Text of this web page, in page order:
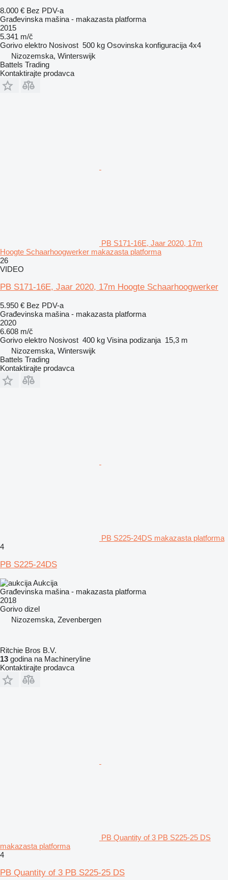
8.000 € Bez PDV-a
Građevinska mašina - makazasta platforma
2015
5.341 m/č
Gorivo elektro Nosivost 500 kg Osovinska konfiguracija 4x4
Nizozemska, Winterswijk
Battels Trading
Kontaktirajte prodavca
PB S171-16E, Jaar 2020, 17m
Hoogte Schaarhoogwerker makazasta platforma
26
VIDEO
PB S171-16E, Jaar 2020, 17m Hoogte Schaarhoogwerker
5.950 € Bez PDV-a
Građevinska mašina - makazasta platforma
2020
6.608 m/č
Gorivo elektro Nosivost 400 kg Visina podizanja 15,3 m
Nizozemska, Winterswijk
Battels Trading
Kontaktirajte prodavca
PB S225-24DS makazasta platforma
4
PB S225-24DS
Aukcija
Građevinska mašina - makazasta platforma
2018
Gorivo dizel
Nizozemska, Zevenbergen
Ritchie Bros B.V.
13 godina na Machineryline
Kontaktirajte prodavca
PB Quantity of 3 PB S225-25 DS
makazasta platforma
4
PB Quantity of 3 PB S225-25 DS